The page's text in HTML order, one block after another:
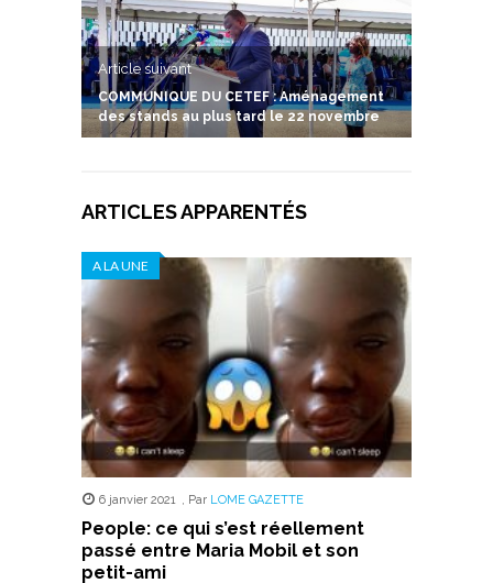
Article suivant
COMMUNIQUE DU CETEF : Aménagement
des stands au plus tard le 22 novembre
ARTICLES APPARENTÉS
A LA UNE
6 janvier 2021 , Par LOME GAZETTE
People: ce qui s’est réellement
passé entre Maria Mobil et son
petit-ami